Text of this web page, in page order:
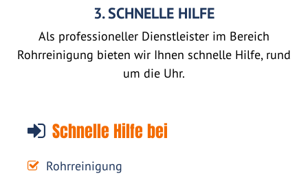
3. SCHNELLE HILFE
Als professioneller Dienstleister im Bereich
Rohrreinigung bieten wir Ihnen schnelle Hilfe, rund
um die Uhr.
Schnelle Hilfe bei
Rohrreinigung